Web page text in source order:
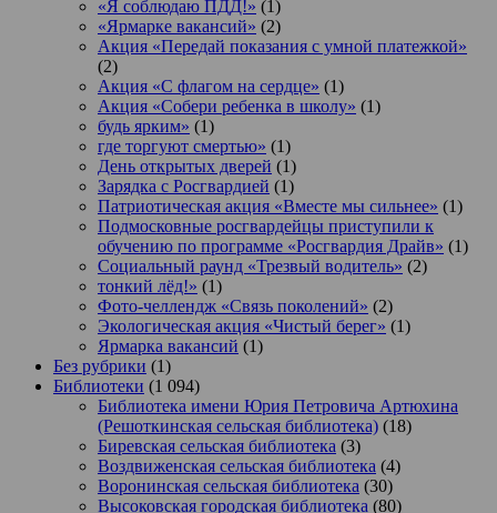
«Я соблюдаю ПДД!» (1)
«Ярмарке вакансий» (2)
Акция «Передай показания с умной платежкой»
(2)
Акция «С флагом на сердце» (1)
Акция «Собери ребенка в школу» (1)
будь ярким» (1)
где торгуют смертью» (1)
День открытых дверей (1)
Зарядка с Росгвардией (1)
Патриотическая акция «Вместе мы сильнее» (1)
Подмосковные росгвардейцы приступили к
обучению по программе «Росгвардия Драйв» (1)
Социальный раунд «Трезвый водитель» (2)
тонкий лёд!» (1)
Фото-челлендж «Связь поколений» (2)
Экологическая акция «Чистый берег» (1)
Ярмарка вакансий (1)
Без рубрики (1)
Библиотеки (1 094)
Библиотека имени Юрия Петровича Артюхина
(Решоткинская сельская библиотека) (18)
Биревская сельская библиотека (3)
Воздвиженская сельская библиотека (4)
Воронинская сельская библиотека (30)
Высоковская городская библиотека (80)